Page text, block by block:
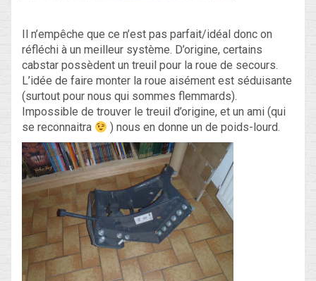
Il n’empêche que ce n’est pas parfait/idéal donc on
réfléchi à un meilleur système. D’origine, certains
cabstar possèdent un treuil pour la roue de secours.
L’idée de faire monter la roue aisément est séduisante
(surtout pour nous qui sommes flemmards).
Impossible de trouver le treuil d’origine, et un ami (qui
se reconnaitra
) nous en donne un de poids-lourd.